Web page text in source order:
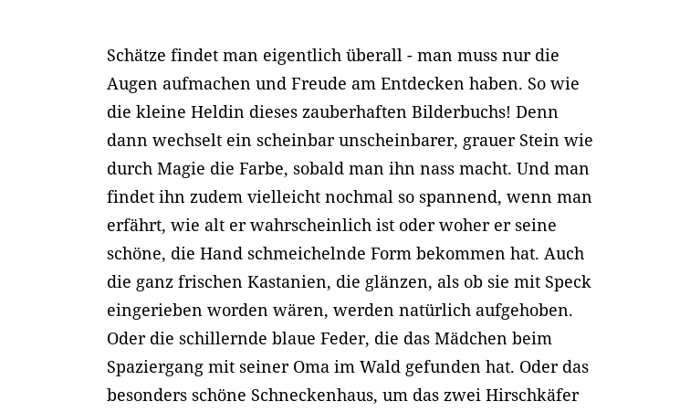
Schätze findet man eigentlich überall - man muss nur die
Augen aufmachen und Freude am Entdecken haben. So wie
die kleine Heldin dieses zauberhaften Bilderbuchs! Denn
dann wechselt ein scheinbar unscheinbarer, grauer Stein wie
durch Magie die Farbe, sobald man ihn nass macht. Und man
findet ihn zudem vielleicht nochmal so spannend, wenn man
erfährt, wie alt er wahrscheinlich ist oder woher er seine
schöne, die Hand schmeichelnde Form bekommen hat. Auch
die ganz frischen Kastanien, die glänzen, als ob sie mit Speck
eingerieben worden wären, werden natürlich aufgehoben.
Oder die schillernde blaue Feder, die das Mädchen beim
Spaziergang mit seiner Oma im Wald gefunden hat. Oder das
besonders schöne Schneckenhaus, um das zwei Hirschkäfer